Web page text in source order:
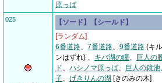
原っぱ
025
【ソード】【シールド】
[ランダム]
6番道路、 7番道路、 9番道路 (キ
ンはずれ) 、 キバ湖の瞳、 巨人の
ド、 ハシノマ原っぱ、 巨人の鏡池
子、 げきりんの湖 [きのみの木]